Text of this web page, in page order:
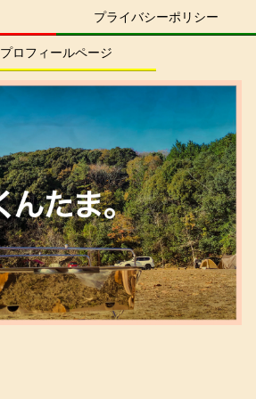
プライバシーポリシー
プロフィールページ